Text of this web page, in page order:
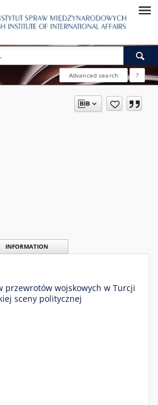
Advanced search ?
INFORMATION
przewrotów wojskowych w Turcji
sceny politycznej